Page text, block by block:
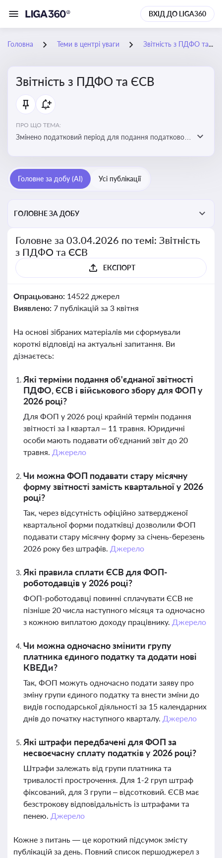
ВХІД ДО LIGA360
Головна Теми в центрі уваги Звітність з ПДФО та ЄСВ
Звітність з ПДФО та ЄСВ
ПРО ЩО ТЕМА:
Змінено податковий період для подання податкового
Головне за добу (AI) Усі публікації
ГОЛОВНЕ ЗА ДОБУ
Головне за 03.04.2026 по темі: Звітність
з ПДФО та ЄСВ
ЕКСПОРТ
Опрацьовано: 14522 джерел
Виявлено: 7 публікацій за 3 квітня
На основі зібраних матеріалів ми сформували
короткі відповіді на актуальні запитання. Ви
дізнаєтесь:
Які терміни подання об'єднаної звітності
ПДФО, ЄСВ і військового збору для ФОП у
2026 році?
Для ФОП у 2026 році крайній термін подання
звітності за І квартал – 11 травня. Юридичні
особи мають подавати об'єднаний звіт до 20
травня. Джерело
Чи можна ФОП подавати стару місячну
форму звітності замість квартальної у 2026
році?
Так, через відсутність офіційно затвердженої
квартальної форми податківці дозволили ФОП
подавати стару місячну форму за січень-березень
2026 року без штрафів. Джерело
Які правила сплати ЄСВ для ФОП-
роботодавців у 2026 році?
ФОП-роботодавці повинні сплачувати ЄСВ не
пізніше 20 числа наступного місяця та одночасно
з кожною виплатою доходу працівнику. Джерело
Чи можна одночасно змінити групу
платника єдиного податку та додати нові
КВЕДи?
Так, ФОП можуть одночасно подати заяву про
зміну групи єдиного податку та внести зміни до
видів господарської діяльності за 15 календарних
днів до початку наступного кварталу. Джерело
Які штрафи передбачені для ФОП за
несвоєчасну сплату податків у 2026 році?
Штрафи залежать від групи платника та
тривалості прострочення. Для 1-2 груп штраф
фіксований, для 3 групи – відсотковий. ЄСВ має
безстрокову відповідальність із штрафами та
пенею. Джерело
Кожне з питань — це короткий підсумок змісту
публікацій за день. Повний список першоджерел з